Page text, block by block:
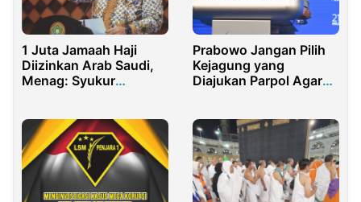
1 Juta Jamaah Haji
Diizinkan Arab Saudi,
Menag: Syukur
Prabowo Jangan Pilih
Kejagung yang
Diajukan Parpol Agar